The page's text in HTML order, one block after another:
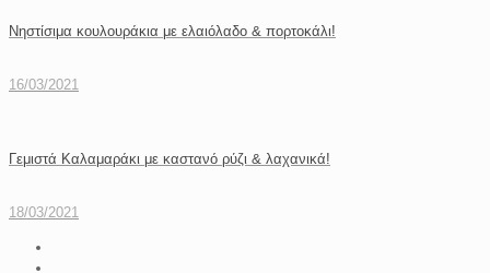
Νηστίσιμα κουλουράκια με ελαιόλαδο & πορτοκάλι!
16/03/2021
Γεμιστά Καλαμαράκι με καστανό ρύζι & λαχανικά!
18/03/2021